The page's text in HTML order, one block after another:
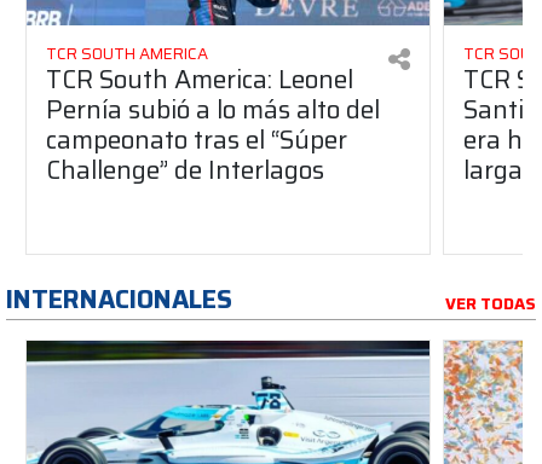
TCR SOUTH AMERICA
TCR South America: Leonel
Pernía subió a lo más alto del
campeonato tras el “Súper
Challenge” de Interlagos
TCR
TCR
era
INTERNACIONALES VER TODAS